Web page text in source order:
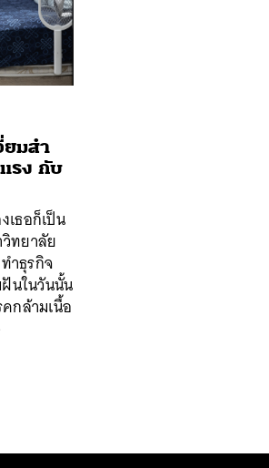
มสำ
รง กับ
ธอก็เป็น
ทยาลัย
ำธุรกิจ
นในวันนั้น
กล้ามเนื้อ